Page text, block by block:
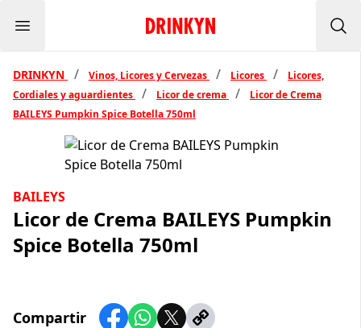
Menu Inicio Drinkyn
DRINKYN / Vinos, Licores y Cervezas / Licores /
Licores,
Cordiales y aguardientes
/ Licor de crema /
Licor de Crema
BAILEYS Pumpkin Spice Botella 750ml
BAILEYS
Licor de Crema BAILEYS Pumpkin
Spice Botella 750ml
Compartir